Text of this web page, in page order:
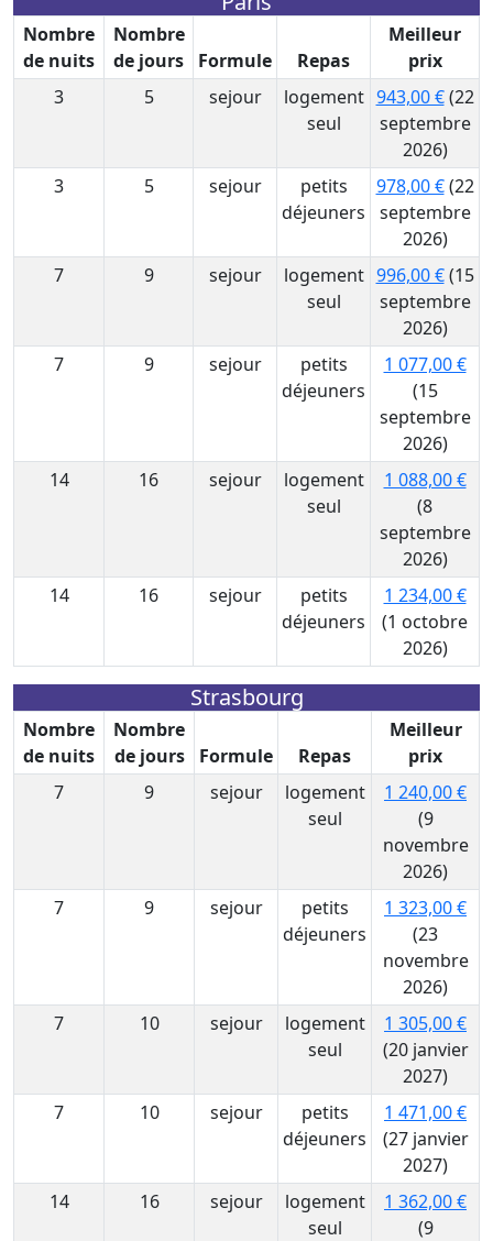
Nombre
de nuits
Nombre
de jours
Formule Repas
Meilleur
prix
3
5 sejour
logement
seul
943,00 €(22
septembre
2026)
3
5 sejour
petits
déjeuners
978,00 €(22
septembre
2026)
7
9 sejour
logement
seul
996,00 €(15
septembre
2026)
7
9 sejour
petits
déjeuners
1 077,00 €
(15
septembre
2026)
14
16 sejour
logement
seul
1 088,00 €
(8
septembre
2026)
14
16 sejour
petits
déjeuners
1 234,00 €
(1 octobre
2026)
Strasbourg
Nombre
de nuits
Nombre
de jours
Formule Repas
Meilleur
prix
7
9 sejour
logement
seul
1 240,00 €
(9
novembre
2026)
7
9 sejour
petits
déjeuners
1 323,00 €
(23
novembre
2026)
7
10 sejour
logement
seul
1 305,00 €
(20 janvier
2027)
7
10 sejour
petits
déjeuners
1 471,00 €
(27 janvier
2027)
14
16 sejour
logement
seul
1 362,00 €
(9